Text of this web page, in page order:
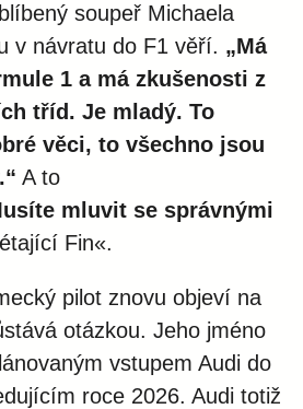
soupeř Michaela
v návratu do F1 věří. „Má
1 a má zkušenosti z
tříd. Je mladý. To
věci, to všechno jsou
A to
mluvit se správnými
Fin«.
pilot znovu objeví na
otázkou. Jeho jméno
vstupem Audi do
roce 2026. Audi totiž